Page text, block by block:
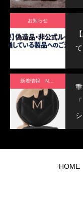
クッ
ショ
ンフ
お知らせ
HOME